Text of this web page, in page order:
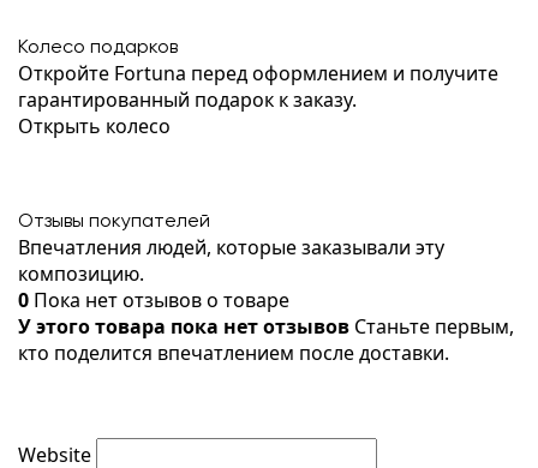
Колесо подарков
Откройте Fortuna перед оформлением и получите
гарантированный подарок к заказу.
Открыть колесо
Отзывы покупателей
Впечатления людей, которые заказывали эту
композицию.
0 Пока нет отзывов о товаре
У этого товара пока нет отзывов Станьте первым,
кто поделится впечатлением после доставки.
Website